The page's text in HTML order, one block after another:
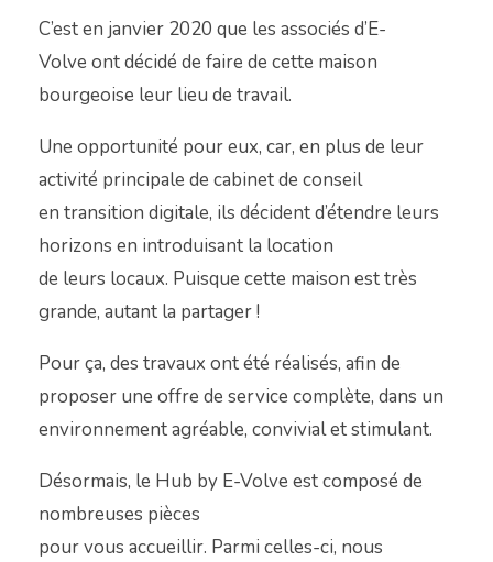
C’est en janvier 2020 que les associés d’E-
Volve ont décidé de faire de cette maison
bourgeoise leur lieu de travail.
Une opportunité pour eux, car, en plus de leur
activité principale de cabinet de conseil
en transition digitale, ils décident d’étendre leurs
horizons en introduisant la location
de leurs locaux. Puisque cette maison est très
grande, autant la partager !
Pour ça, des travaux ont été réalisés, afin de
proposer une offre de service complète, dans un
environnement agréable, convivial et stimulant.
Désormais, le Hub by E-Volve est composé de
nombreuses pièces
pour vous accueillir. Parmi celles-ci, nous